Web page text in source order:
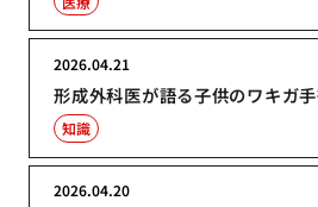
形成外科医が語る子供のワキガ
2026.04.21
知識
2026.04.20